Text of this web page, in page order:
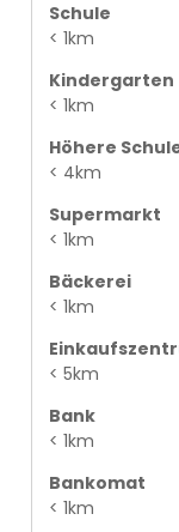
Schule
< 1km
Kindergarten
< 1km
Höhere
< 4km
Supermarkt
< 1km
Bäckerei
< 1km
< 5km
Bank
< 1km
Bankomat
< 1km